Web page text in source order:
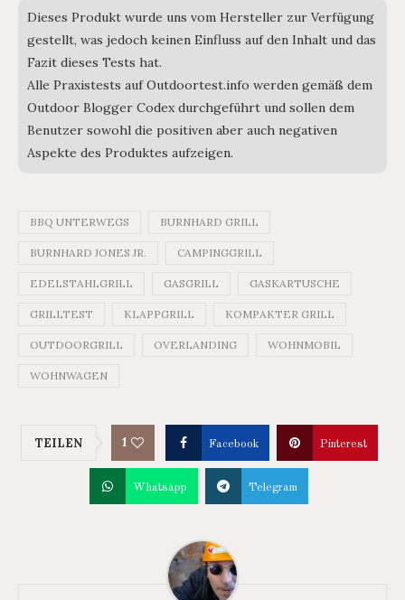
Dieses Produkt wurde uns vom Hersteller zur Verfügung
gestellt, was jedoch keinen Einfluss auf den Inhalt und das
Fazit dieses Tests hat.
Alle Praxistests auf Outdoortest.info werden gemäß dem
Outdoor Blogger Codex durchgeführt und sollen dem
Benutzer sowohl die positiven aber auch negativen
Aspekte des Produktes aufzeigen.
BBQ UNTERWEGS BURNHARD GRILL
BURNHARD JONES JR. CAMPINGGRILL
EDELSTAHLGRILL GASGRILL GASKARTUSCHE
GRILLTEST KLAPPGRILL KOMPAKTER GRILL
OUTDOORGRILL OVERLANDING WOHNMOBIL
WOHNWAGEN
TEILEN 1 Facebook Pinterest
Whatsapp Telegram